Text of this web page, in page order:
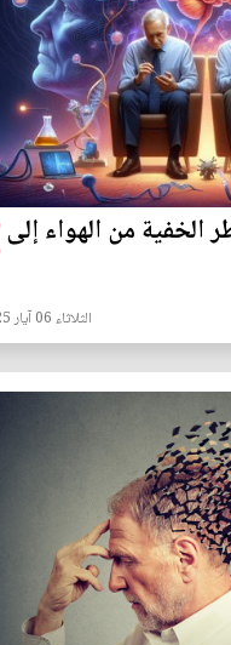
الخفية من الهواء إلى
الثلاثاء 06 آيار 2025